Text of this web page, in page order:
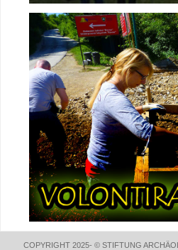
COPYRIGHT 2025- © STIFTUNG